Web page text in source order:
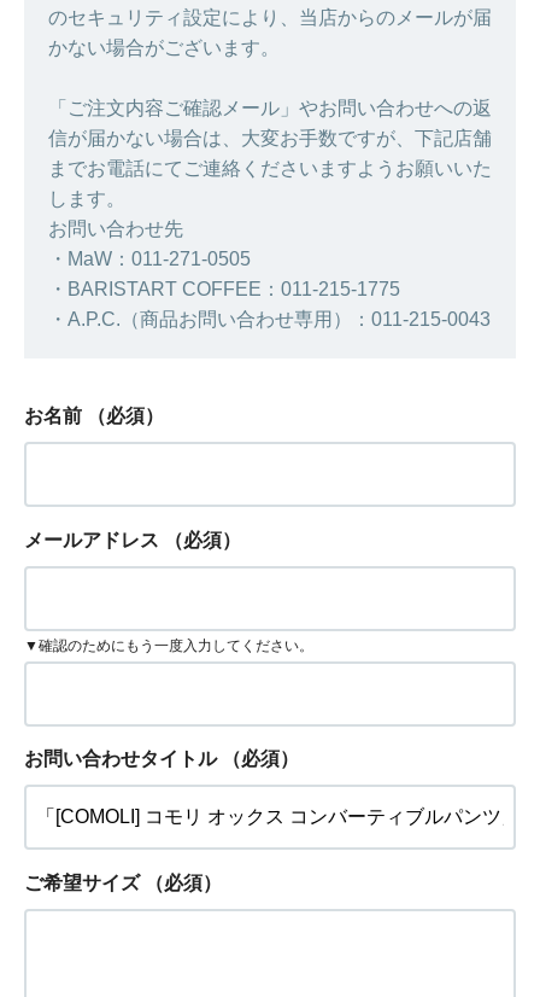
のセキュリティ設定により、当店からのメールが届
かない場合がございます。
「ご注文内容ご確認メール」やお問い合わせへの返
信が届かない場合は、大変お手数ですが、下記店舗
までお電話にてご連絡くださいますようお願いいた
します。
お問い合わせ先
・MaW：011-271-0505
・BARISTART COFFEE：011-215-1775
・A.P.C.（商品お問い合わせ専用）：011-215-0043
お名前 （必須）
メールアドレス （必須）
▼確認のためにもう一度入力してください。
お問い合わせタイトル （必須）
ご希望サイズ （必須）